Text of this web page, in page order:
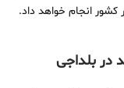
کشور انجام خواهد داد.
در بلداجی